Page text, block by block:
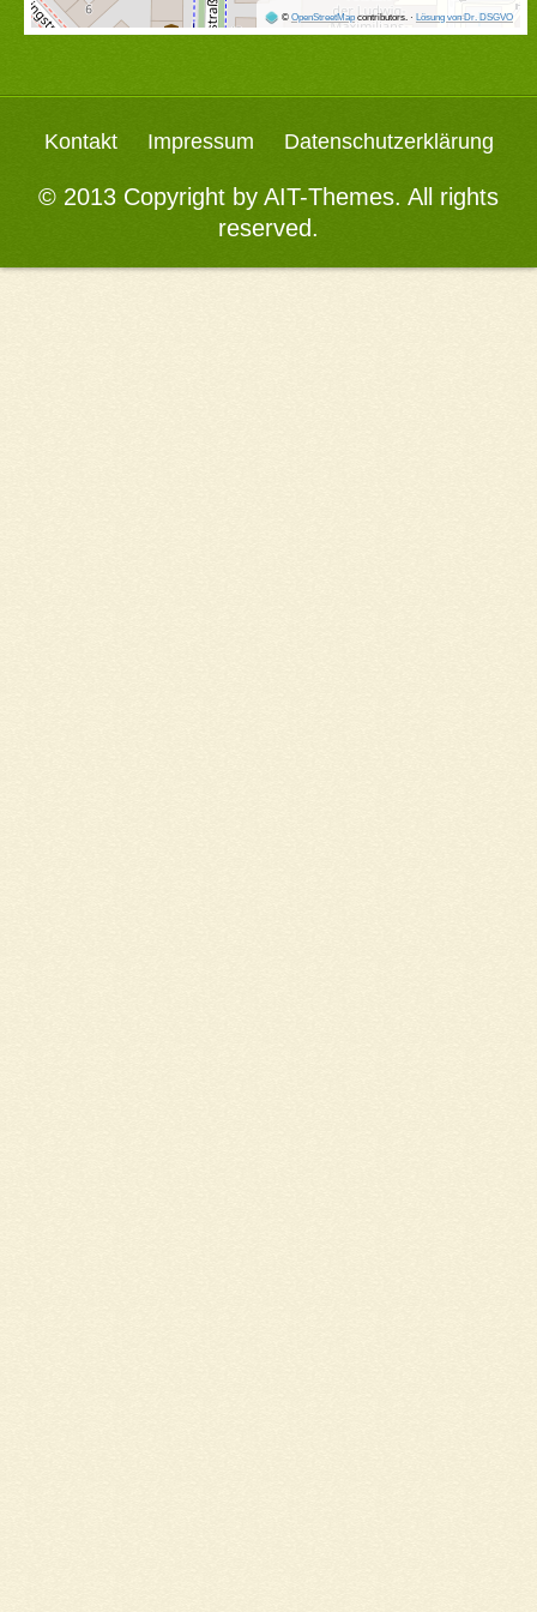
© OpenStreetMapcontributors. · Lösung von Dr. DSGVO
Kontakt Impressum Datenschutzerklärung
© 2013 Copyright by AIT-Themes. All rights
reserved.